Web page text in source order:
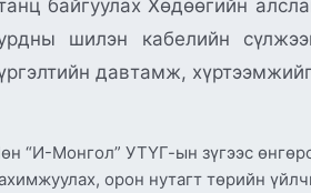
байгуулах Хөдөөгийн
шилэн кабелийн
давтамж,
“И-Монгол” УТҮГ-ын зүгээс
орон нутагт төрийн